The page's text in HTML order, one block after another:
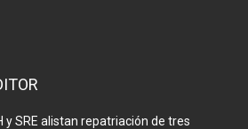
y SRE alistan repatriación de tres